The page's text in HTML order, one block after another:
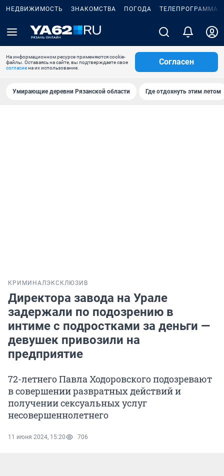
НЕДВИЖИМОСТЬ ЗНАКОМСТВА ПОГОДА ТЕЛЕПРОГРАММА
На информационном ресурсе применяются cookie-
файлы. Оставаясь на сайте, вы подтверждаете свое
согласиена их использование.
Согласен
Умирающие деревни Рязанской области Где отдохнуть этим летом
КРИМИНАЛ ЭКСКЛЮЗИВ
Директора завода на Урале
задержали по подозрению в
интиме с подростками за деньги —
девушек привозили на
предприятие
72-летнего Павла Ходоровского подозревают
в совершении развратных действий и
получении сексуальных услуг
несовершеннолетнего
11 июня 2024, 15:20 706